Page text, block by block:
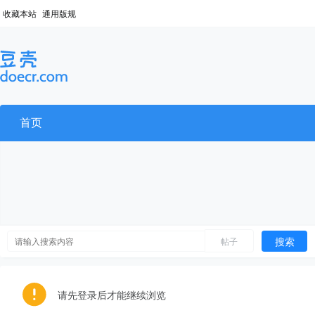
收藏本站 通用版规
首页
帖子 搜索
请先登录后才能继续浏览